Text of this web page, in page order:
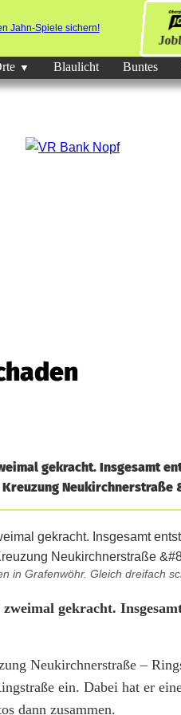
Blaulicht Buntes
gekracht. Insgesamt
Neukirchnerstraße
in Grafenwöhr. Gleich dreifach
gekracht.
Neukirchnerstraße –
ein. Dabei hat er
dann zusammen.